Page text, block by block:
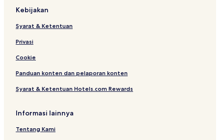
Hotel dekat Masjid Raya Baiturrahman
Hotel Murah di Sabang
Hotel di Mesjid Raya
Hotel dekat Pantai Ujong Kareung
Hotel di Sabang
Hotel dekat Sultan Iskandar Muda
Hotel di Lueng Bata
Hotel di Darussalam
Kebijakan
Syarat & Ketentuan
Privasi
Cookie
Panduan konten dan pelaporan konten
Syarat & Ketentuan Hotels.com Rewards
Informasi lainnya
Tentang Kami